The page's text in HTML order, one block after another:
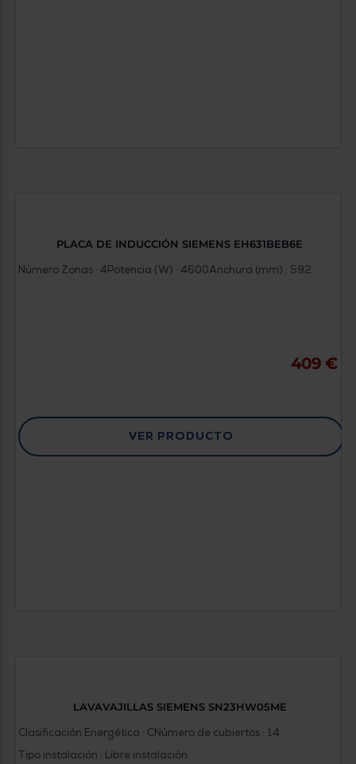
PLACA DE INDUCCIÓN SIEMENS EH631BEB6E
Número Zonas : 4Potencia (W) : 4600Anchura (mm) : 592
409 €
VER PRODUCTO
LAVAVAJILLAS SIEMENS SN23HW05ME
Clasificación Energética : CNúmero de cubiertos : 14
Tipo instalación : Libre instalación